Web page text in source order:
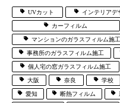
UVカット インテリアデ
カーフィルム
マンションのガラスフィルム施工
事務所のガラスフィルム施工
個人宅の窓ガラスフィルム施工
大阪 奈良 学校
愛知 断熱フィルム